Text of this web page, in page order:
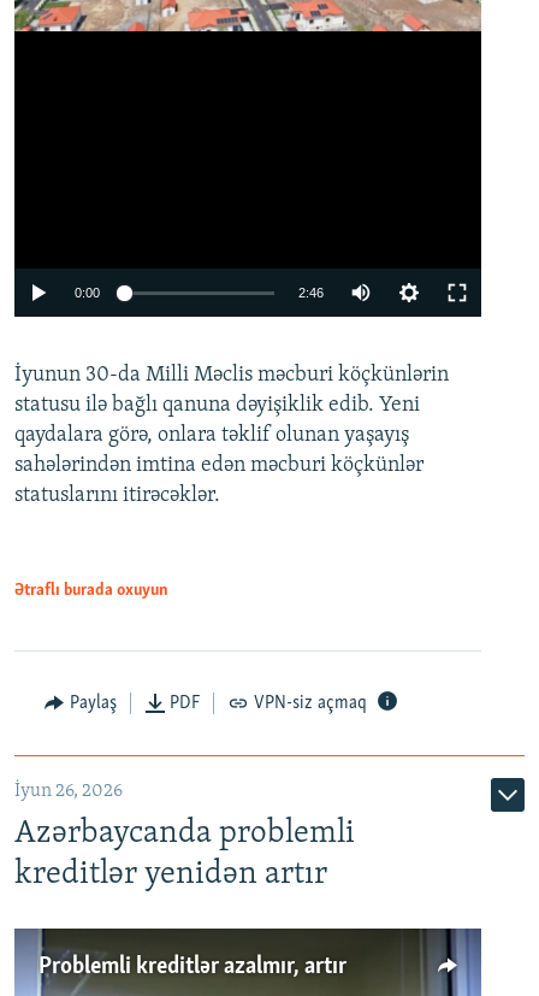
Auto 240p 360p 480p
720p 1080p
0:00 2:46
360p
480p
720p
İyunun 30-da Milli Məclis məcburi köçkünlərin
statusu ilə bağlı qanuna dəyişiklik edib. Yeni
qaydalara görə, onlara təklif olunan yaşayış
sahələrindən imtina edən məcburi köçkünlər
statuslarını itirəcəklər.
Ətraflı burada oxuyun
Paylaş PDF VPN-siz açmaq
İyun 26, 2026
Azərbaycanda problemli
kreditlər yenidən artır
Problemli kreditlər azalmır, artır